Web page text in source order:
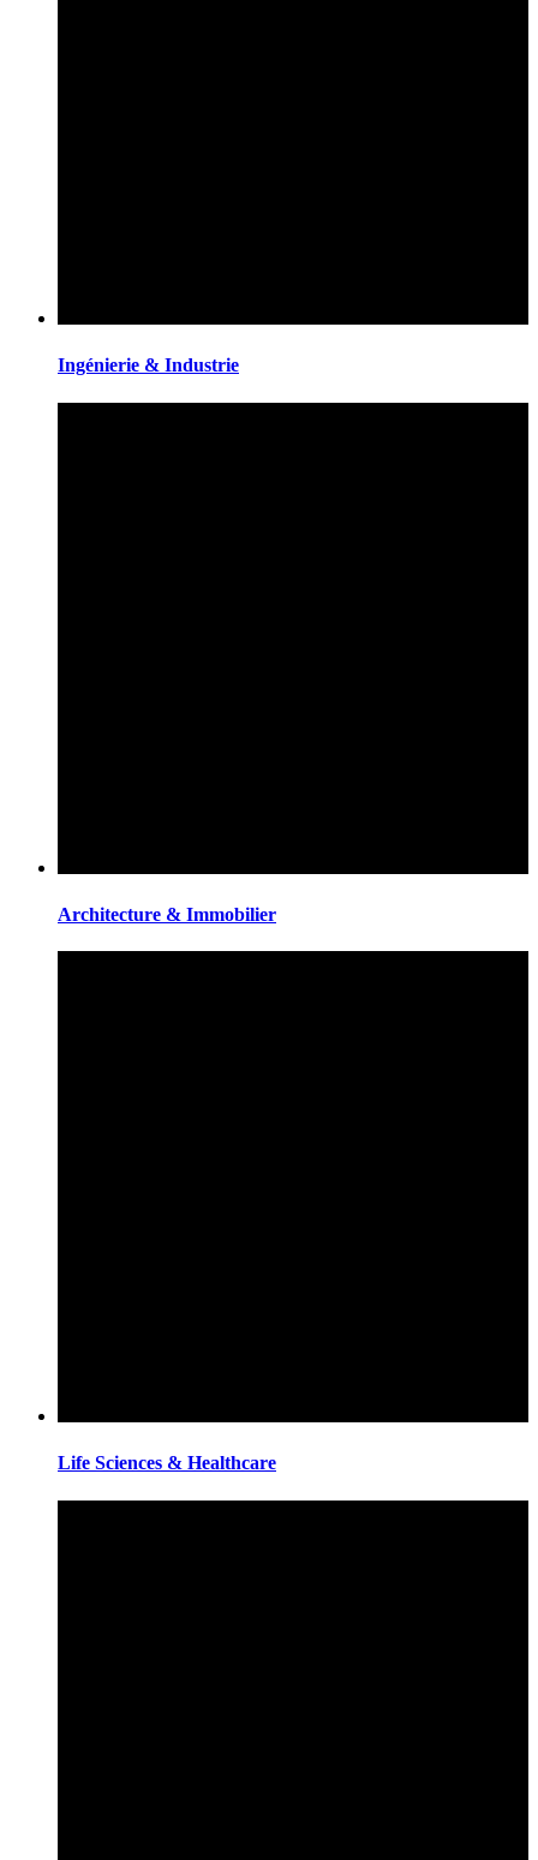
Ingénierie & Industrie
Architecture & Immobilier
Life Sciences & Healthcare